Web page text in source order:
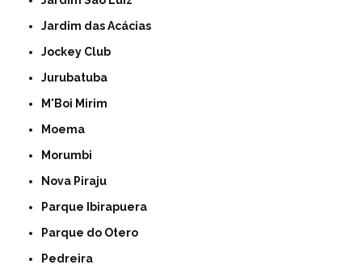
Jardim das Acácias
Jockey Club
Jurubatuba
M'Boi Mirim
Moema
Morumbi
Nova Piraju
Parque Ibirapuera
Parque do Otero
Pedreira